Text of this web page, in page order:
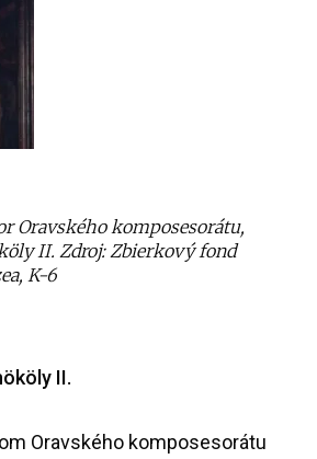
Oravského komposesorátu,
II. Zdroj: Zbierkový fond
K-6
II.
Oravského komposesorátu